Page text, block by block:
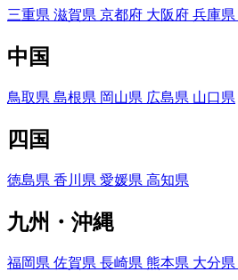
三重県 滋賀県 京都府 大阪府 兵庫県
中国
鳥取県 島根県 岡山県 広島県 山口県
四国
徳島県 香川県 愛媛県 高知県
九州・沖縄
福岡県 佐賀県 長崎県 熊本県 大分県